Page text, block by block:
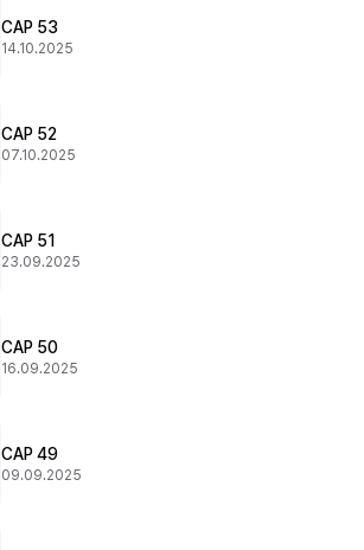
CAP 53
14.10.2025
CAP 52
07.10.2025
CAP 51
23.09.2025
CAP 50
16.09.2025
CAP 49
09.09.2025